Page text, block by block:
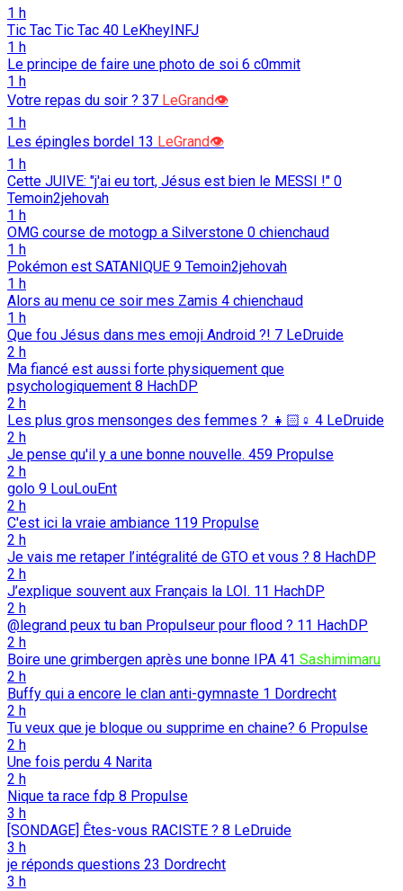
1 h
Tic Tac Tic Tac 40 LeKheyINFJ
1 h
Le principe de faire une photo de soi 6 c0mmit
1 h
Votre repas du soir ? 37 LeGrand👁️
1 h
Les épingles bordel 13 LeGrand👁️
1 h
Cette JUIVE: "j'ai eu tort, Jésus est bien le MESSI !" 0
Temoin2jehovah
1 h
OMG course de motogp a Silverstone 0 chienchaud
1 h
Pokémon est SATANIQUE 9 Temoin2jehovah
1 h
Alors au menu ce soir mes Zamis 4 chienchaud
1 h
Que fou Jésus dans mes emoji Android ?! 7 LeDruide
2 h
Ma fiancé est aussi forte physiquement que
psychologiquement 8 HachDP
2 h
Les plus gros mensonges des femmes ? 👧🏻♀️ 4 LeDruide
2 h
Je pense qu'il y a une bonne nouvelle. 459 Propulse
2 h
golo 9 LouLouEnt
2 h
C'est ici la vraie ambiance 119 Propulse
2 h
Je vais me retaper l’intégralité de GTO et vous ? 8 HachDP
2 h
J’explique souvent aux Français la LOI. 11 HachDP
2 h
@legrand peux tu ban Propulseur pour flood ? 11 HachDP
2 h
Boire une grimbergen après une bonne IPA 41 Sashimimaru
2 h
Buffy qui a encore le clan anti-gymnaste 1 Dordrecht
2 h
Tu veux que je bloque ou supprime en chaine? 6 Propulse
2 h
Une fois perdu 4 Narita
2 h
Nique ta race fdp 8 Propulse
3 h
[SONDAGE] Êtes-vous RACISTE ? 8 LeDruide
3 h
je réponds questions 23 Dordrecht
3 h